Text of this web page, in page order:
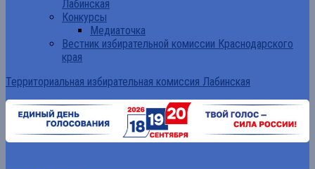
Лабинская
Конкурсы
Медиаточка
Вестник избирательной комиссии Краснодарского
края
Территориальная избирательная комиссия Лабинская